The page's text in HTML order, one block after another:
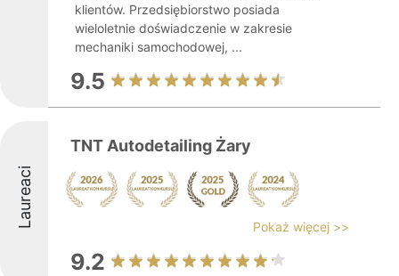
klientów. Przedsiębiorstwo posiada
wieloletnie doświadczenie w zakresie
mechaniki samochodowej, ...
9.5
Laureaci
TNT Autodetailing Żary
Pokaż więcej >>
9.2